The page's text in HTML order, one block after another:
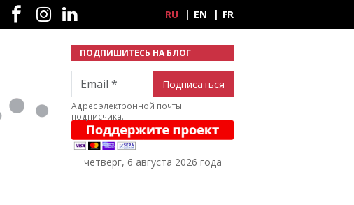
Социальные сети
RU EN FR
ПОДПИШИТЕСЬ НА БЛОГ
Email
Адрес электронной почты
подписчика.
четверг, 6 августа 2026 года